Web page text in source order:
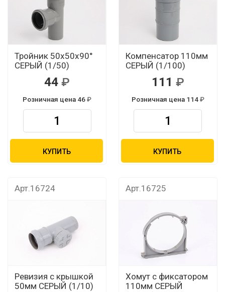
Тройник 50х50х90°
СЕРЫЙ (1/50)
44
Розничная цена 46
КУПИТЬ
Компенсатор 110мм
СЕРЫЙ (1/100)
111
Розничная цена 114
КУПИТЬ
Арт.16724
Ревизия с крышкой
50мм СЕРЫЙ (1/10)
Арт.16725
Хомут с фиксатором
110мм СЕРЫЙ